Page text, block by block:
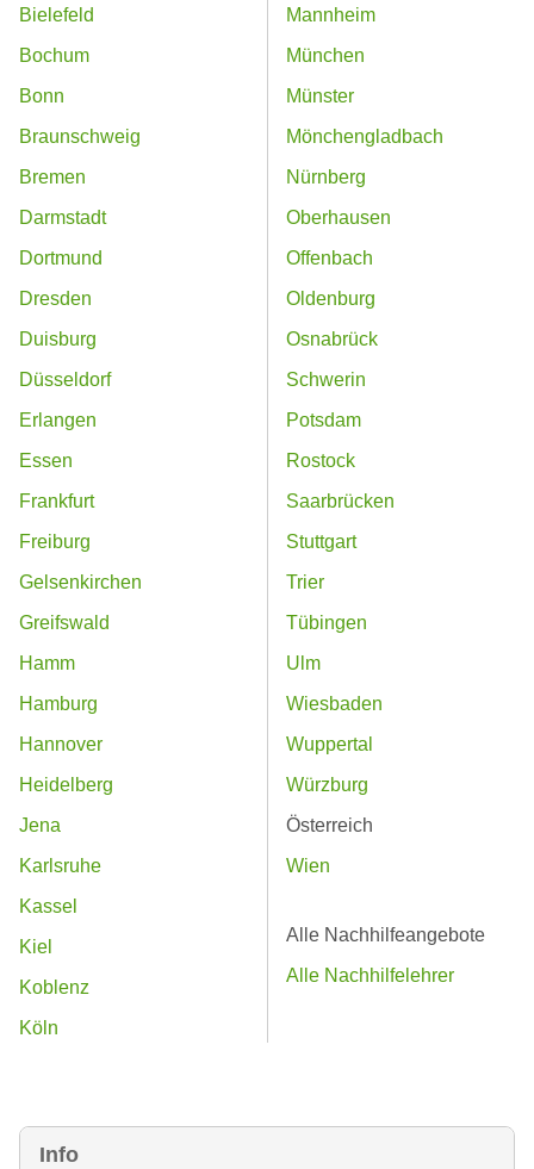
Info
Bielefeld
Bochum
Bonn
Braunschweig
Bremen
Darmstadt
Dortmund
Dresden
Duisburg
Düsseldorf
Erlangen
Essen
Frankfurt
Freiburg
Gelsenkirchen
Greifswald
Hamm
Hamburg
Hannover
Heidelberg
Jena
Karlsruhe
Kassel
Kiel
Koblenz
Köln
Mannheim
München
Münster
Mönchengladbach
Nürnberg
Oberhausen
Offenbach
Oldenburg
Osnabrück
Schwerin
Potsdam
Rostock
Saarbrücken
Stuttgart
Trier
Tübingen
Ulm
Wiesbaden
Wuppertal
Würzburg
Österreich
Wien
Alle Nachhilfeangebote
Alle Nachhilfelehrer